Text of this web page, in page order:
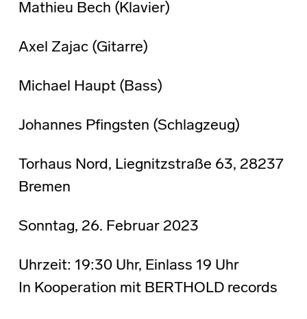
Mathieu Bech (Klavier)
Axel Zajac (Gitarre)
Michael Haupt (Bass)
Johannes Pfingsten (Schlagzeug)
Torhaus Nord, Liegnitzstraße 63, 28237
Bremen
Sonntag, 26. Februar 2023
Uhrzeit: 19:30 Uhr, Einlass 19 Uhr
In Kooperation mit BERTHOLD records